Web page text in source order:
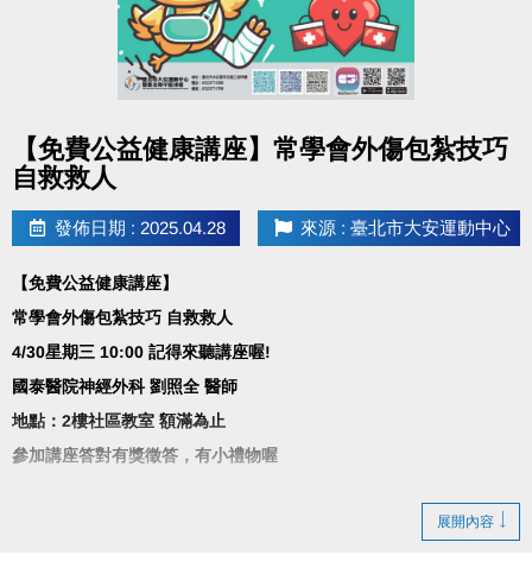
【免費公益健康講座】常學會外傷包紮技巧
自救救人
發佈日期 : 2025.04.28 來源 : 臺北市大安運動中心
【免費公益健康講座】
常學會外傷包紮技巧 自救救人
4/30星期三 10:00 記得來聽講座喔!
國泰醫院神經外科 劉照全 醫師
地點：2樓社區教室 額滿為止
參加講座答對有獎徵答，有小禮物喔
展開內容